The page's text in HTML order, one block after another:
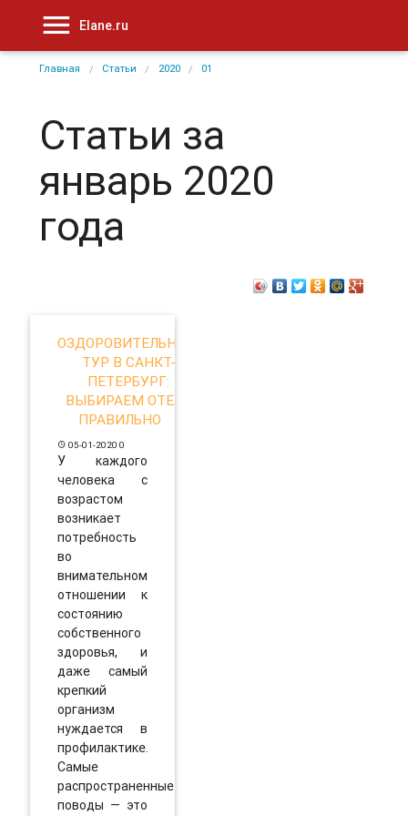
Elane.ru
Главная Статьи 2020 01
Статьи за
январь 2020
года
ОЗДОРОВИТЕЛЬНЫЙ
ТУР В САНКТ-
ПЕТЕРБУРГ:
ВЫБИРАЕМ ОТЕЛЬ
ПРАВИЛЬНО
05-01-2020 0
У каждого
человека с
возрастом
возникает
потребность
во
внимательном
отношении к
состоянию
собственного
здоровья, и
даже самый
крепкий
организм
нуждается в
профилактике.
Самые
распространенные
поводы — это